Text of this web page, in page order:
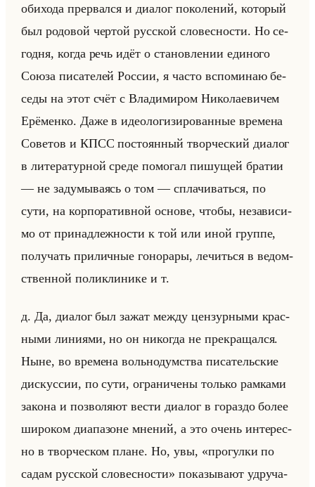
оби­хо­да пре­рвал­ся и диа­лог по­ко­ле­ний, ко­то­рый
был ро­до­вой чер­той рус­ской сло­вес­но­сти. Но се­
год­ня, когда речь идёт о ста­нов­ле­нии еди­но­го
Союза пи­са­те­лей Рос­сии, я часто вспо­ми­наю бе­
се­ды на этот счёт с Вла­ди­ми­ром Ни­ко­ла­еви­чем
Ерё­мен­ко. Даже в идео­ло­ги­зи­ро­ван­ные вре­ме­на
Со­ве­тов и КПСС по­сто­ян­ный твор­че­ский диа­лог
в ли­те­ра­тур­ной среде по­мо­гал пи­шу­щей бра­тии
— не за­ду­мы­ва­ясь о том — спла­чи­ваться, по
сути, на кор­по­ра­тив­ной ос­но­ве, чтобы, неза­ви­си­
мо от при­над­леж­но­сти к той или иной груп­пе,
по­лу­чать при­лич­ные го­но­ра­ры, ле­читься в ве­дом­
ствен­ной по­ли­кли­ни­ке и т.
д. Да, диа­лог был зажат между цен­зур­ны­ми крас­
ны­ми ли­ни­ями, но он ни­ко­гда не пре­кра­щал­ся.
Ныне, во вре­ме­на вольно­дум­ства пи­са­тельские
дис­кус­сии, по сути, огра­ни­че­ны только рам­ка­ми
за­ко­на и поз­во­ля­ют вести диа­лог в го­раз­до более
ши­ро­ком диа­па­зоне мне­ний, а это очень ин­те­рес­
но в твор­че­ском плане. Но, увы, «прогулки по
садам русской словесности» по­ка­зы­ва­ют удру­ча­